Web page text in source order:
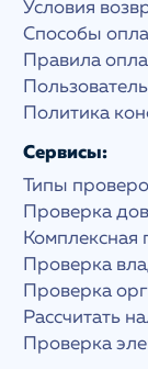
Условия
Способы
Правила
Политика
Сервисы:
Типы
Проверка
Комплексная
Проверка
Проверка
Рассчитать
Проверка